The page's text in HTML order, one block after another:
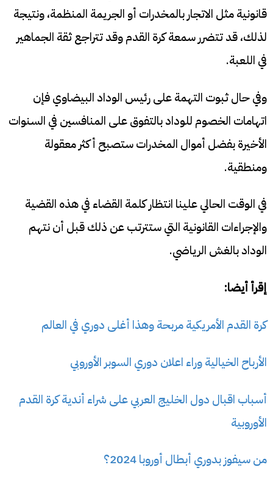
قانونية مثل الاتجار بالمخدرات أو الجريمة المنظمة، ونتيجة
لذلك، قد تتضرر سمعة كرة القدم وقد تتراجع ثقة الجماهير
في اللعبة.
وفي حال ثبوت التهمة على رئيس الوداد البيضاوي فإن
اتهامات الخصوم للوداد بالتفوق على المنافسين في السنوات
الأخيرة بفضل أموال المخدرات ستصبح أكثر معقولة
ومنطقية.
في الوقت الحالي علينا انتظار كلمة القضاء في هذه القضية
والإجراءات القانونية التي ستترتب عن ذلك قبل أن نتهم
الوداد بالغش الرياضي.
إقرأ أيضا:
كرة القدم الأمريكية مربحة وهذا أغلى دوري في العالم
الأرباح الخيالية وراء اعلان دوري السوبر الأوروبي
أسباب اقبال دول الخليج العربي على شراء أندية كرة القدم
الأوروبية
من سيفوز بدوري أبطال أوروبا 2024؟